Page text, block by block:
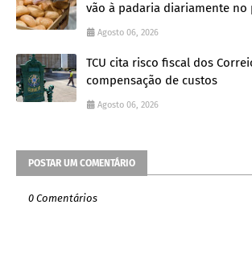
vão à padaria diariamente no
Agosto 06, 2026
TCU cita risco fiscal dos
compensação de custos
Agosto 06, 2026
POSTAR UM COMENTÁRIO
0 Comentários